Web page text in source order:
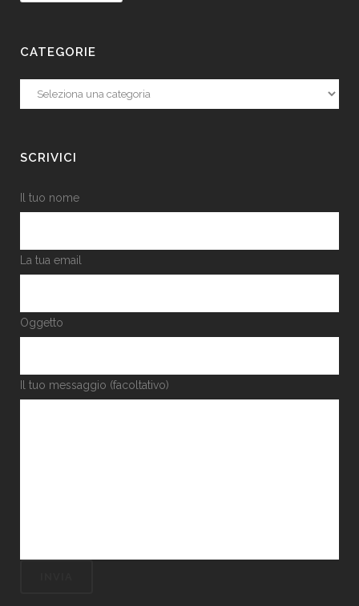
CATEGORIE
Categorie
SCRIVICI
Il tuo nome
La tua email
Oggetto
Il tuo messaggio (facoltativo)